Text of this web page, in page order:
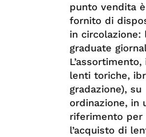
punto vendita è
fornito di
in circolazione:
graduate
lenti toriche,
gradazione), su
ordinazione, in
riferimento per
l’acquisto di